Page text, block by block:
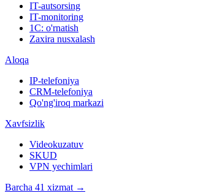
IT-autsorsing
IT-monitoring
1C: o'rnatish
Zaxira nusxalash
Aloqa
IP-telefoniya
CRM-telefoniya
Qo'ng'iroq markazi
Xavfsizlik
Videokuzatuv
SKUD
VPN yechimlari
Barcha 41 xizmat →